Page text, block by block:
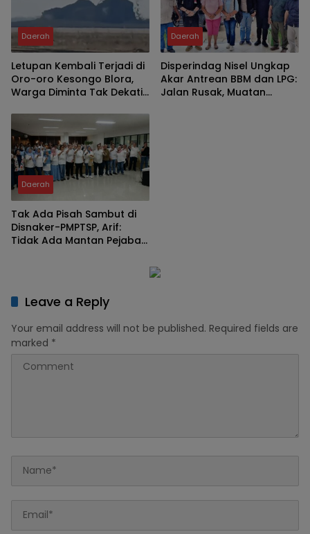
Daerah
Letupan Kembali Terjadi di
Oro-oro Kesongo Blora,
Warga Diminta Tak Dekati
Daerah
Disperindag Nisel Ungkap
Akar Antrean BBM dan LPG:
Jalan Rusak, Muatan
Daerah
Tak Ada Pisah Sambut di
Disnaker-PMPTSP, Arif:
Tidak Ada Mantan Pejabat,
Leave a Reply
Your email address will not be published. Required fields are
marked *